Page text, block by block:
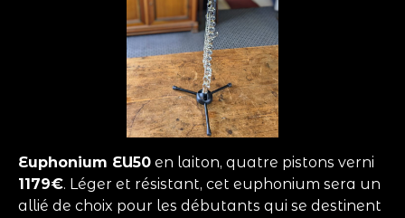
Euphonium EU50 en laiton, quatre pistons verni
1179€. Léger et résistant, cet euphonium sera un
allié de choix pour les débutants qui se destinent